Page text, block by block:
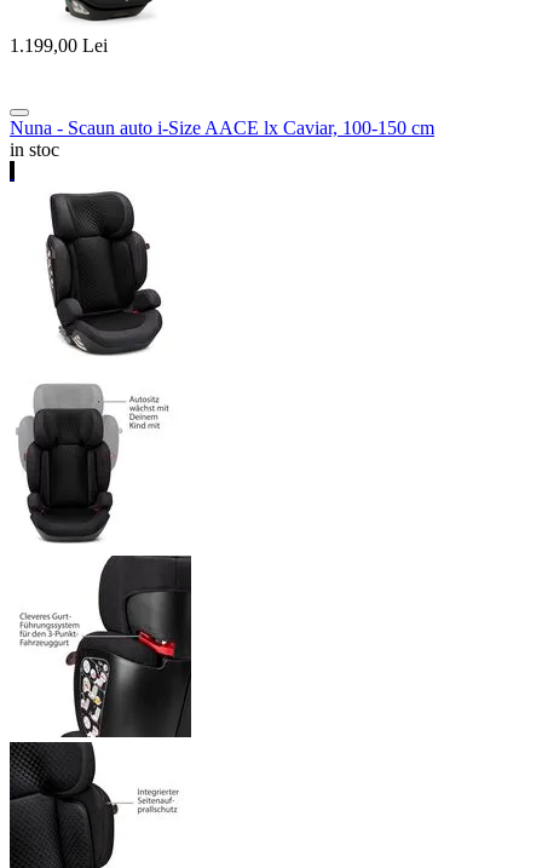
1.199,00 Lei
Nuna - Scaun auto i-Size AACE lx Caviar, 100-150 cm
in stoc